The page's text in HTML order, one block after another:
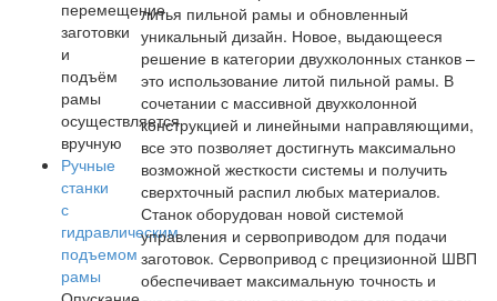
перемещение
заготовки
и
подъём
рамы
осуществляется
вручную
Ручные
станки
с
гидравлическим
подъемом
рамы
литья пильной рамы и обновленный
уникальный дизайн. Новое, выдающееся
решение в категории двухколонных станков –
это использование литой пильной рамы. В
сочетании с массивной двухколонной
конструкцией и линейными направляющими,
все это позволяет достигнуть максимально
возможной жесткости системы и получить
сверхточный распил любых материалов.
Станок оборудован новой системой
управления и сервоприводом для подачи
заготовок. Сервопривод с прецизионной ШВП
обеспечивает максимальную точность и